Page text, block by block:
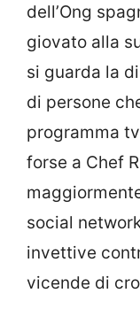
dell’Ong
giovato alla
si guarda la
di persone
programma
forse a Chef
social
invettive
vicende di